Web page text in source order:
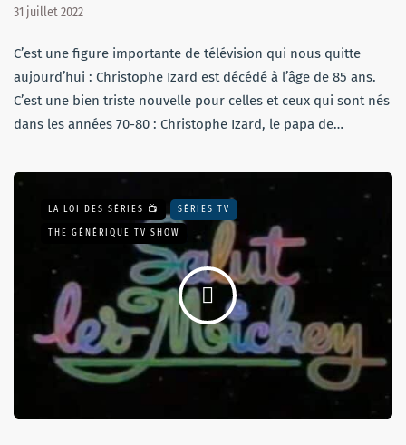
31 juillet 2022
C’est une figure importante de télévision qui nous quitte
aujourd’hui : Christophe Izard est décédé à l’âge de 85 ans.
C’est une bien triste nouvelle pour celles et ceux qui sont nés
dans les années 70-80 : Christophe Izard, le papa de…
LA LOI DES SÉRIES 📺 SÉRIES TV
THE GÉNÉRIQUE TV SHOW